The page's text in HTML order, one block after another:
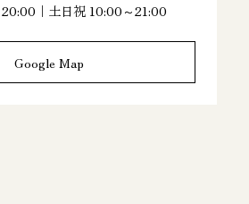
｜土日祝 10:00～21:00
Google Map